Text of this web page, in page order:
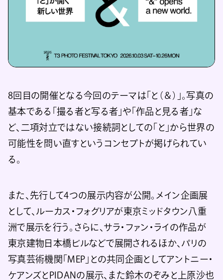
8回目の開催となる今回のテーマは「と（＆）」。写真の
基本である「撮る者と写る者」や「作品と見る者」な
ど、二項対立ではない接続詞としての「と」から世界の
可能性を問い直すというコンセプトが掲げられてい
る。
また、先行して4つの展示内容が公開。メイン企画展
として、ルーカス・フォグリアが東京ミッドタウン八重
洲で展示を行う。さらに、サラ・ファン・ライの作品が
東京建物日本橋ビルなどで展開されるほか、パリの
写真芸術機関「MEP」との共同企画としてアントニー・
ケアンズとPIDANの展示、また鈴木のぞみと上原沙也